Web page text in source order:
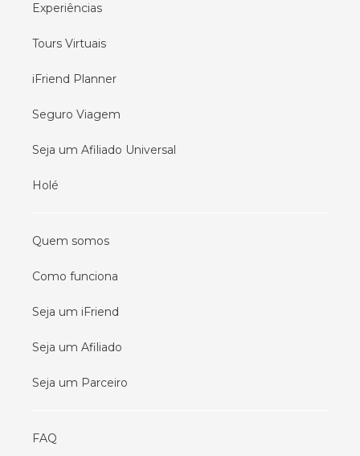
Experiências
Tours Virtuais
iFriend Planner
Seguro Viagem
Seja um Afiliado Universal
Holé
Quem somos
Como funciona
Seja um iFriend
Seja um Afiliado
Seja um Parceiro
FAQ